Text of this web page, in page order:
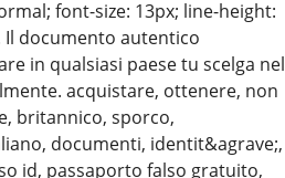
font-size: 13px; line-height:
Il documento autentico
in qualsiasi paese tu scelga nel
acquistare, ottenere, non
britannico, sporco,
documenti, identit&agrave;,
id, passaporto falso gratuito,